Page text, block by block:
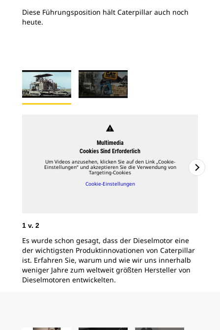
Diese Führungsposition hält Caterpillar auch noch
heute.
warning
Multimedia
Cookies Sind Erforderlich
Um Videos anzusehen, klicken Sie auf den Link „Cookie-
Einstellungen“ und akzeptieren Sie die Verwendung von
Targeting-Cookies
Cookie-Einstellungen
1 v. 2
Es wurde schon gesagt, dass der Dieselmotor eine
der wichtigsten Produktinnovationen von Caterpillar
ist. Erfahren Sie, warum und wie wir uns innerhalb
weniger Jahre zum weltweit größten Hersteller von
Dieselmotoren entwickelten.